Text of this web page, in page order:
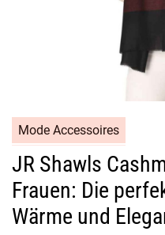
Mode Accessoires
JR Shawls
Frauen: Die
Wärme und